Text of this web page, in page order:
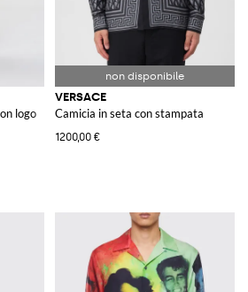
logo
VERSACE
Camicia in seta con stampata
1200,00 €